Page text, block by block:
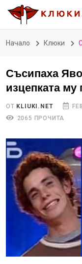
Начало Клюки
Съсипаха
изцепката
ОТ KLIUKI.NET
2065 ПРОЧИТА